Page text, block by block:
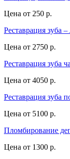
Цена от 250 р.
Реставрация зуба
Цена от 2750 р.
Реставрация зуба
Цена от 4050 р.
Реставрация зуба
Цена от 5100 р.
Пломбирование
Цена от 1300 р.